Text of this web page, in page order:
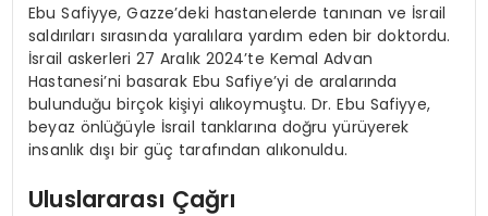
Ebu Safiyye, Gazze’deki hastanelerde tanınan ve İsrail
saldırıları sırasında yaralılara yardım eden bir doktordu.
İsrail askerleri 27 Aralık 2024’te Kemal Advan
Hastanesi’ni basarak Ebu Safiye’yi de aralarında
bulunduğu birçok kişiyi alıkoymuştu. Dr. Ebu Safiyye,
beyaz önlüğüyle İsrail tanklarına doğru yürüyerek
insanlık dışı bir güç tarafından alıkonuldu.
Uluslararası Çağrı